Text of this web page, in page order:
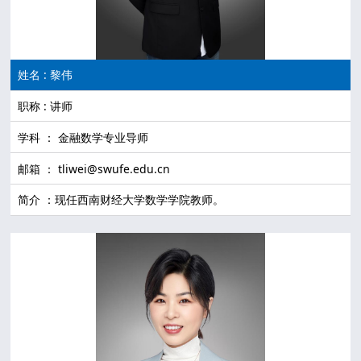
姓名 : 黎伟
职称 : 讲师
学科 ： 金融数学专业导师
邮箱 ： tliwei@swufe.edu.cn
简介 ：现任西南财经大学数学学院教师。